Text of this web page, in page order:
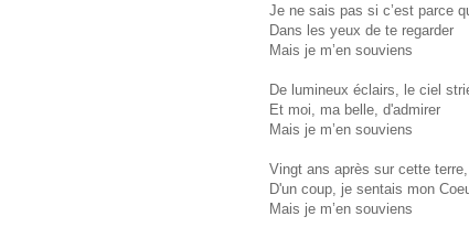
Je ne sais pas si c’est parce
Dans les yeux de te regarder
Mais je m’en souviens
De lumineux éclairs, le ciel
Et moi, ma belle, d'admirer
Mais je m’en souviens
Vingt ans après sur cette
D'un coup, je sentais mon
Mais je m’en souviens